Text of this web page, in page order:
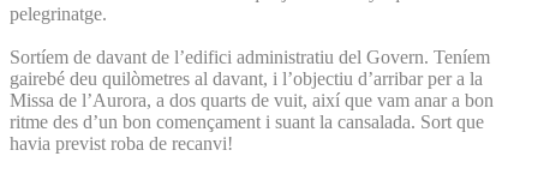
pelegrinatge.
Sortíem de davant de l’edifici administratiu del Govern. Teníem
gairebé deu quilòmetres al davant, i l’objectiu d’arribar per a la
Missa de l’Aurora, a dos quarts de vuit, així que vam anar a bon
ritme des d’un bon començament i suant la cansalada. Sort que
havia previst roba de recanvi!